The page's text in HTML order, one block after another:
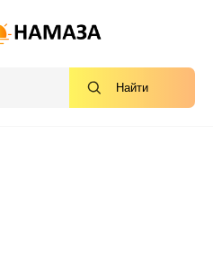
Найти